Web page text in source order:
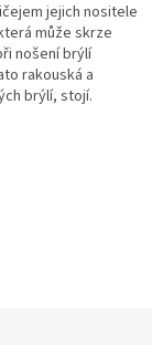
jejich nositele
může skrze
nošení brýlí
rakouská a
brýlí, stojí.